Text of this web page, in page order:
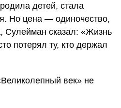
детей, стала
Но цена — одиночество,
Сулейман сказал: «Жизнь
потерял ту, кто держал
век» не